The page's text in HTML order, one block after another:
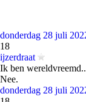
donderdag 28 juli
18
ijzerdraat
Ik ben
Nee.
donderdag 28 juli